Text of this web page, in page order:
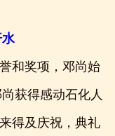
和奖项，邓尚始
获得感动石化人
得及庆祝，典礼